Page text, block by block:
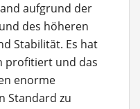
aufgrund der
des höheren
Stabilität. Es hat
profitiert und das
enorme
Standard zu